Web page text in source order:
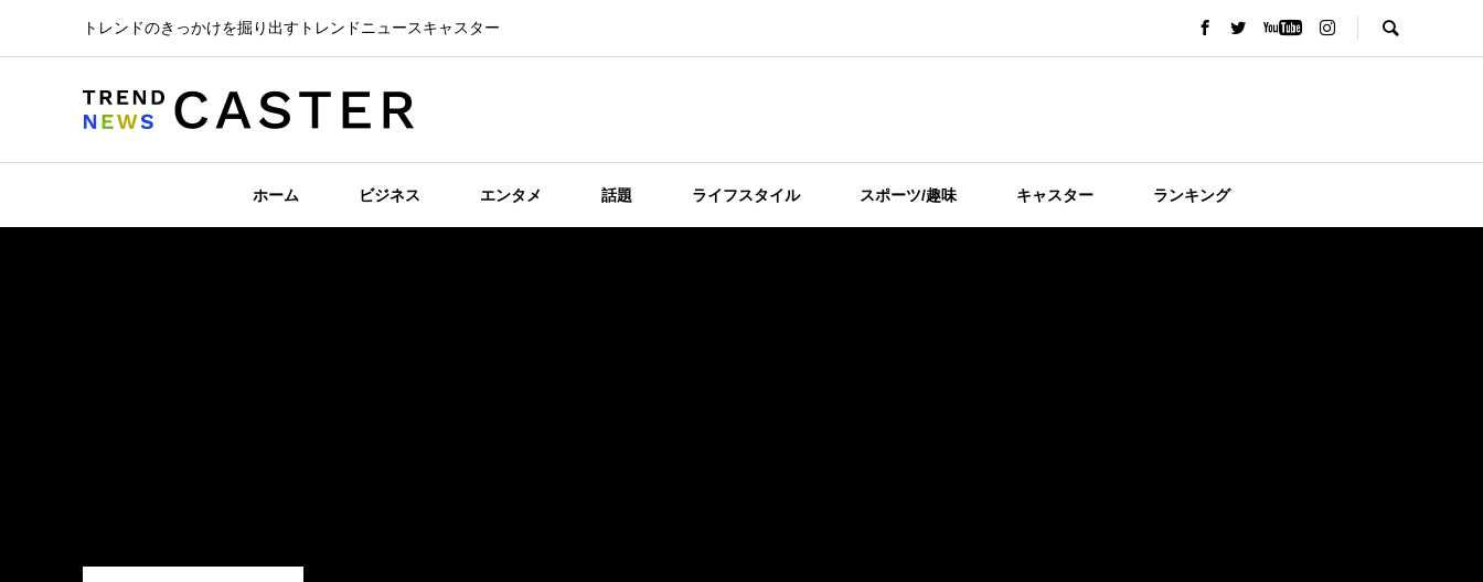
トレンドのきっかけを掘り出すトレンドニュースキャスター
ホーム ビジネス エンタメ 話題 ライフスタイル スポーツ/趣味 キャスター ランキング